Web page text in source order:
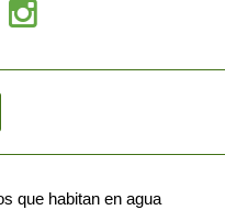
que habitan en agua